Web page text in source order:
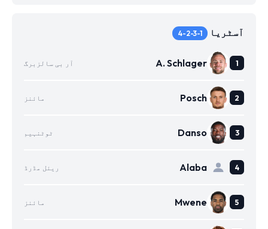
آسٹریا 4-2-3-1
A. Schlager آر بی سالزبرگ
Posch مائنز
Danso ٹوٹنہیم
Alaba ریئل مڈرڈ
Mwene مائنز